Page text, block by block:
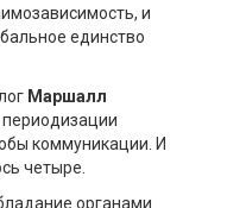
и
единство
Маршалл
коммуникации. И
четыре.
органами